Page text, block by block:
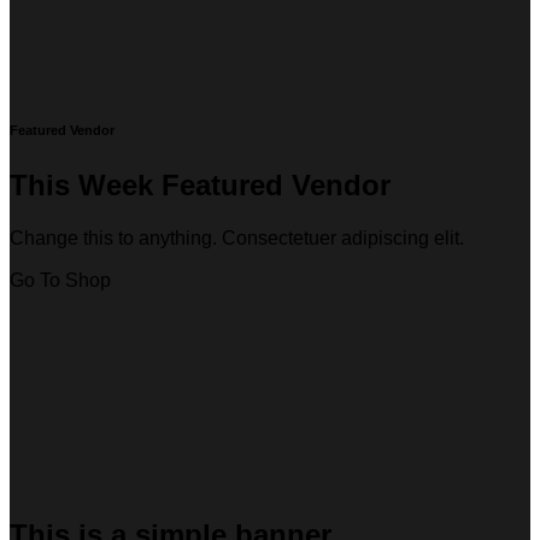
Featured Vendor
This Week Featured Vendor
Change this to anything. Consectetuer adipiscing elit.
Go To Shop